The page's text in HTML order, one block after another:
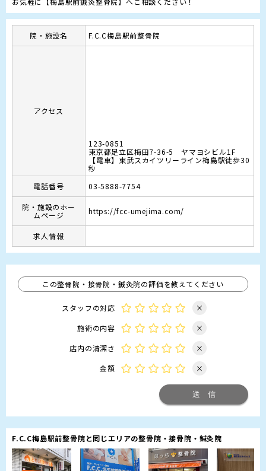
院・施設名 F.C.C梅島駅前整骨院
アクセス
123-0851
東京都足立区梅田7-36-5 ヤマヨシビル1F
【電車】東武スカイツリーライン梅島駅徒歩30
秒
電話番号
03-5888-7754
院・施設のホー
ムページ
https://fcc-umejima.com/
求人情報
この整骨院・接骨院・鍼灸院の評価を教えてください
スタッフの対応
×
施術の内容
×
店内の清潔さ
×
金額
×
F.C.C梅島駅前整骨院と同じエリアの整骨院・接骨院・鍼灸院